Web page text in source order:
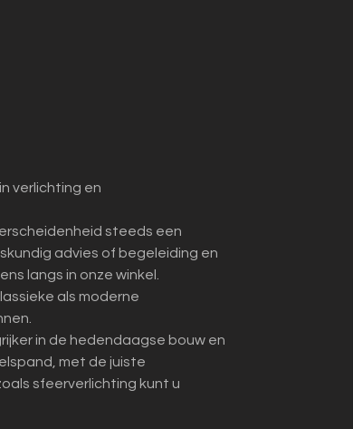
verlichting en
steeds een
advies of begeleiding en
langs in onze winkel.
als moderne
in de hedendaagse bouw en
met de juiste
sfeerverlichting kunt u